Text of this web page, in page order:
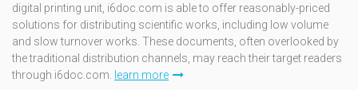
digital printing unit, i6doc.com is able to offer reasonably-priced
solutions for distributing scientific works, including low volume
and slow turnover works. These documents, often overlooked by
the traditional distribution channels, may reach their target readers
through i6doc.com. learn more